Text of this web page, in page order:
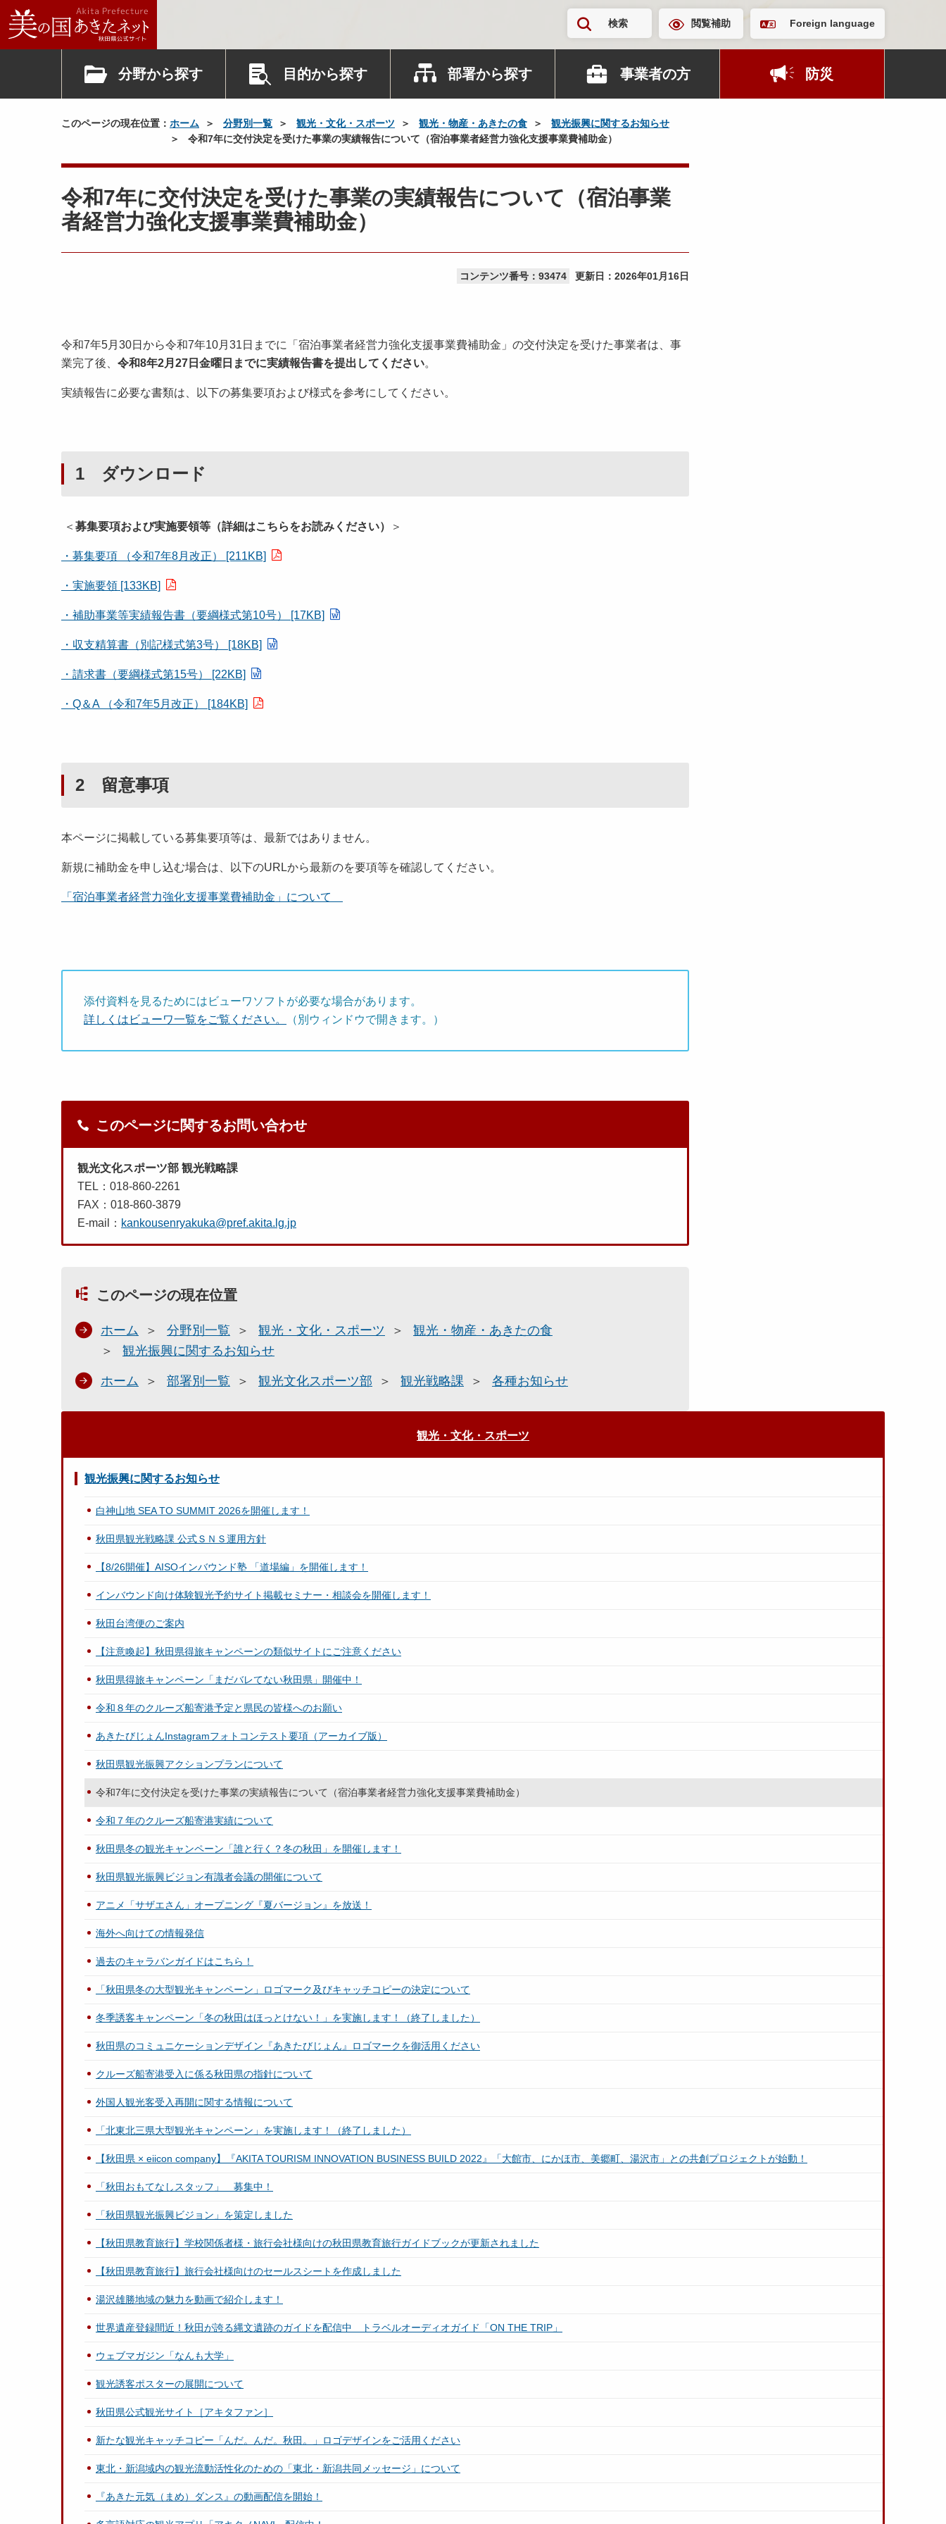
検索 閲覧補助 Foreign language
分野から探す 目的から探す 部署から探す 事業者の方 防災
このページの現在位置： ホーム 分野別一覧 観光・文化・スポーツ 観光・物産・あきたの食
観光振興に関するお知らせ
令和7年に交付決定を受けた事業の実績報告について（宿泊事業者経営力強化支援事業費補助金）
令和7年に交付決定を受けた事業の実績報告について（宿泊事業
者経営力強化支援事業費補助金）
コンテンツ番号：93474 更新日： 2026年01月16日
令和7年5月30日から令和7年10月31日までに「宿泊事業者経営力強化支援事業費補助金」の交付決定を受けた事業者は、事
業完了後、 令和8年2月27日金曜日までに実績報告書を提出してください。
実績報告に必要な書類は、以下の募集要項および様式を参考にしてください。
1 ダウンロード
＜ 募集要項および実施要領等（詳細はこちらをお読みください） ＞
・募集要項 （令和7年8月改正） [211KB]
・実施要領 [133KB]
・補助事業等実績報告書（要綱様式第10号） [17KB]
・収支精算書（別記様式第3号） [18KB]
・請求書（要綱様式第15号） [22KB]
・Q＆A （令和7年5月改正） [184KB]
2 留意事項
本ページに掲載している募集要項等は、最新ではありません。
新規に補助金を申し込む場合は、以下のURLから最新のを要項等を確認してください。
「宿泊事業者経営力強化支援事業費補助金」について
添付資料を見るためにはビューワソフトが必要な場合があります。
詳しくはビューワ一覧をご覧ください。
（別ウィンドウで開きます。）
このページに関するお問い合わせ
観光文化スポーツ部 観光戦略課
TEL：018-860-2261
FAX：018-860-3879
E-mail： kankousenryakuka@pref.akita.lg.jp
このページの現在位置
ホーム 分野別一覧 観光・文化・スポーツ
観光・物産・あきたの食
観光振興に関するお知らせ
ホーム 部署別一覧 観光文化スポーツ部 観光戦略課 各種お知らせ
観光・文化・スポーツ
観光振興に関するお知らせ
白神山地 SEA TO SUMMIT 2026を開催します！
秋田県観光戦略課 公式ＳＮＳ運用方針
【8/26開催】AISOインバウンド塾 「道場編」を開催します！
インバウンド向け体験観光予約サイト掲載セミナー・相談会を開催します！
秋田台湾便のご案内
【注意喚起】秋田県得旅キャンペーンの類似サイトにご注意ください
秋田県得旅キャンペーン「まだバレてない秋田県」開催中！
令和８年のクルーズ船寄港予定と県民の皆様へのお願い
あきたびじょんInstagramフォトコンテスト要項（アーカイブ版）
秋田県観光振興アクションプランについて
令和7年に交付決定を受けた事業の実績報告について（宿泊事業者経営力強化支援事業費補助金）
令和７年のクルーズ船寄港実績について
秋田県冬の観光キャンペーン「誰と行く？冬の秋田」を開催します！
秋田県観光振興ビジョン有識者会議の開催について
アニメ「サザエさん」オープニング『夏バージョン』を放送！
海外へ向けての情報発信
過去のキャラバンガイドはこちら！
「秋田県冬の大型観光キャンペーン」ロゴマーク及びキャッチコピーの決定について
冬季誘客キャンペーン「冬の秋田はほっとけない！」を実施します！（終了しました）
秋田県のコミュニケーションデザイン『あきたびじょん』ロゴマークを御活用ください
クルーズ船寄港受入に係る秋田県の指針について
外国人観光客受入再開に関する情報について
「北東北三県大型観光キャンペーン」を実施します！（終了しました）
【秋田県 × eiicon company】『AKITA TOURISM INNOVATION BUSINESS BUILD 2022』「大館市、にかほ市、美郷町、湯沢市」との共創プロジェクトが始動！
「秋田おもてなしスタッフ」 募集中！
「秋田県観光振興ビジョン」を策定しました
【秋田県教育旅行】学校関係者様・旅行会社様向けの秋田県教育旅行ガイドブックが更新されました
【秋田県教育旅行】旅行会社様向けのセールスシートを作成しました
湯沢雄勝地域の魅力を動画で紹介します！
世界遺産登録間近！秋田が誇る縄文遺跡のガイドを配信中 トラベルオーディオガイド「ON THE TRIP」
ウェブマガジン「なんも大学」
観光誘客ポスターの展開について
秋田県公式観光サイト［アキタファン］
新たな観光キャッチコピー「んだ。んだ。秋田。」ロゴデザインをご活用ください
東北・新潟域内の観光流動活性化のための「東北・新潟共同メッセージ」について
『あきた元気（まめ）ダンス』の動画配信を開始！